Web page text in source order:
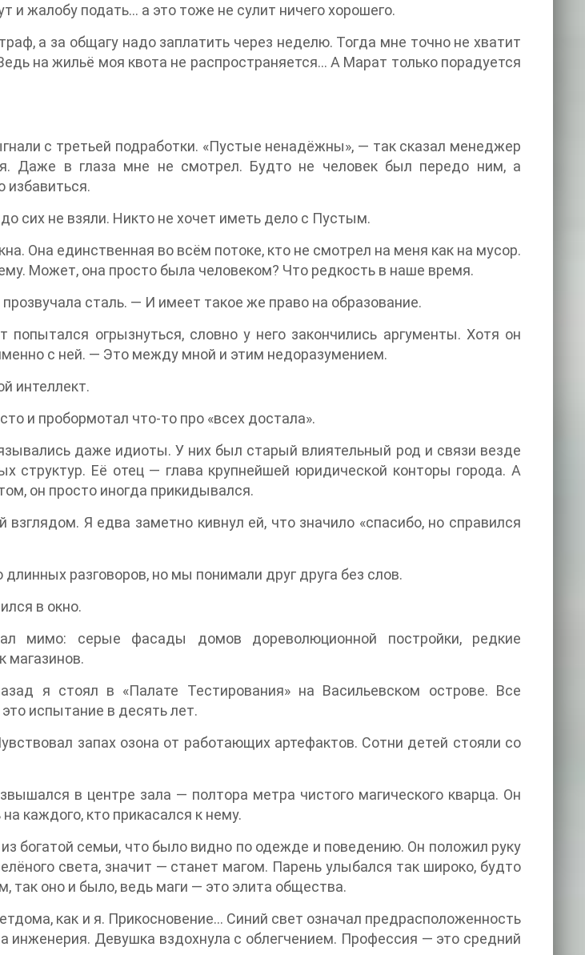
и жалобу подать… а это тоже не сулит ничего хорошего.
а за общагу надо заплатить через неделю. Тогда мне точно не хватит
на жильё моя квота не распространяется… А Марат только порадуется
с третьей подработки. «Пустые ненадёжны», — так сказал менеджер
Даже в глаза мне не смотрел. Будто не человек был передо ним, а
избавиться.
сих не взяли. Никто не хочет иметь дело с Пустым.
Она единственная во всём потоке, кто не смотрел на меня как на мусор.
Может, она просто была человеком? Что редкость в наше время.
сталь. — И имеет такое же право на образование.
огрызнуться, словно у него закончились аргументы. Хотя он
с ней. — Это между мной и этим недоразумением.
интеллект.
и пробормотал что-то про «всех достала».
даже идиоты. У них был старый влиятельный род и связи везде
структур. Её отец — глава крупнейшей юридической конторы города. А
он просто иногда прикидывался.
взглядом. Я едва заметно кивнул ей, что значило «спасибо, но справился
разговоров, но мы понимали друг друга без слов.
в окно.
мимо: серые фасады домов дореволюционной постройки, редкие
магазинов.
я стоял в «Палате Тестирования» на Васильевском острове. Все
испытание в десять лет.
запах озона от работающих артефактов. Сотни детей стояли со
в центре зала — полтора метра чистого магического кварца. Он
каждого, кто прикасался к нему.
богатой семьи, что было видно по одежде и поведению. Он положил руку
света, значит — станет магом. Парень улыбался так широко, будто
так оно и было, ведь маги — это элита общества.
как и я. Прикосновение… Синий свет означал предрасположенность
инженерия. Девушка вздохнула с облегчением. Профессия — это средний